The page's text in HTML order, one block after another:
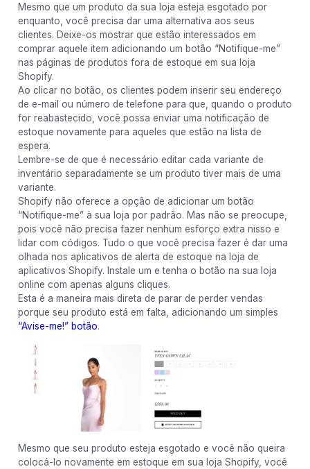
Mesmo que um produto da sua loja esteja esgotado por
enquanto, você precisa dar uma alternativa aos seus
clientes. Deixe-os mostrar que estão interessados ​​em
comprar aquele item adicionando um botão “Notifique-me”
nas páginas de produtos fora de estoque em sua loja
Shopify.
Ao clicar no botão, os clientes podem inserir seu endereço
de e-mail ou número de telefone para que, quando o produto
for reabastecido, você possa enviar uma notificação de
estoque novamente para aqueles que estão na lista de
espera.
Lembre-se de que é necessário editar cada variante de
inventário separadamente se um produto tiver mais de uma
variante.
Shopify não oferece a opção de adicionar um botão
“Notifique-me” à sua loja por padrão. Mas não se preocupe,
pois você não precisa fazer nenhum esforço extra nisso e
lidar com códigos. Tudo o que você precisa fazer é dar uma
olhada nos aplicativos de alerta de estoque na loja de
aplicativos Shopify. Instale um e tenha o botão na sua loja
online com apenas alguns cliques.
Esta é a maneira mais direta de parar de perder vendas
porque seu produto está em falta, adicionando um simples
“Avise-me!” botão.
Mesmo que seu produto esteja esgotado e você não queira
colocá-lo novamente em estoque em sua loja Shopify, você